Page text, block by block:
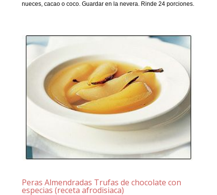
nueces, cacao o coco. Guardar en la nevera. Rinde 24 porciones.
Peras Almendradas Trufas de chocolate con
especias (receta afrodisiaca)